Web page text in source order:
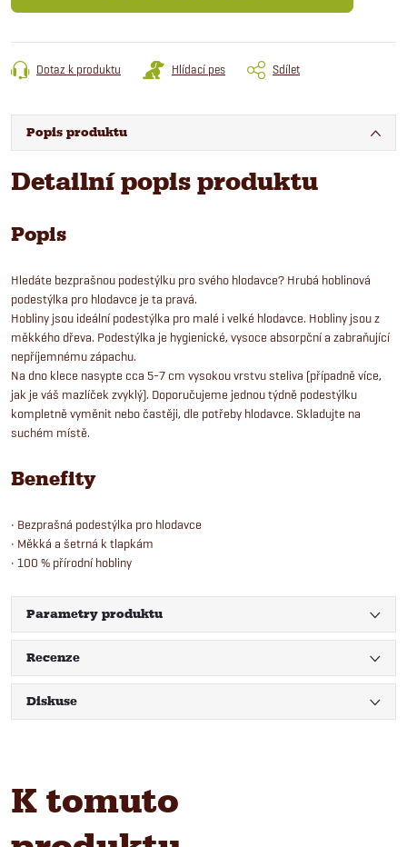
Dotaz k produktu Hlídací pes Sdílet
Popis produktu
Detailní popis produktu
Popis
Hledáte bezprašnou podestýlku pro svého hlodavce? Hrubá hoblinová
podestýlka pro hlodavce je ta pravá.
Hobliny jsou ideální podestýlka pro malé i velké hlodavce. Hobliny jsou z
měkkého dřeva. Podestýlka je hygienické, vysoce absorpční a zabraňující
nepříjemnému zápachu.
Na dno klece nasypte cca 5-7 cm vysokou vrstvu steliva (případně více,
jak je váš mazlíček zvyklý). Doporučujeme jednou týdně podestýlku
kompletně vyměnit nebo častěji, dle potřeby hlodavce. Skladujte na
suchém místě.
Benefity
• Bezprašná podestýlka pro hlodavce
• Měkká a šetrná k tlapkám
• 100 % přírodní hobliny
Parametry produktu
Recenze
Diskuse
K tomuto